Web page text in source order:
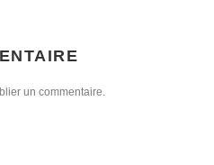
un commentaire.